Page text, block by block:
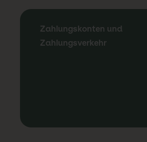
Zahlungskonten und
Zahlungsverkehr